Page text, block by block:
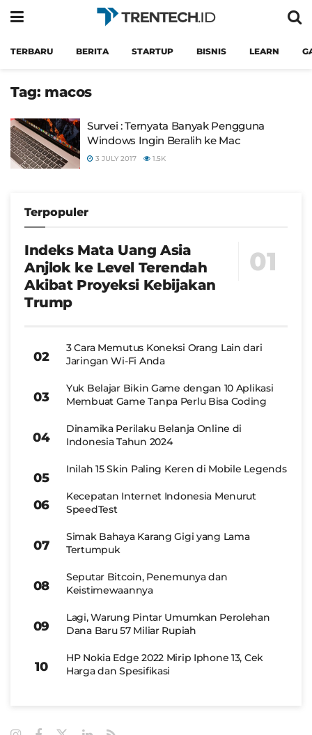
TERBARU BERITA STARTUP BISNIS LEARN
Tag: macos
Survei : Ternyata Banyak Pengguna
Windows Ingin Beralih ke Mac
3 JULY 2017 1.5K
Terpopuler
Indeks Mata Uang Asia
Anjlok ke Level Terendah
Akibat Proyeksi Kebijakan
Trump
3 Cara Memutus Koneksi Orang Lain dari
Jaringan Wi-Fi Anda
Yuk Belajar Bikin Game dengan 10 Aplikasi
Membuat Game Tanpa Perlu Bisa Coding
Dinamika Perilaku Belanja Online di
Indonesia Tahun 2024
Inilah 15 Skin Paling Keren di Mobile Legends
Kecepatan Internet Indonesia Menurut
SpeedTest
Simak Bahaya Karang Gigi yang Lama
Tertumpuk
Seputar Bitcoin, Penemunya dan
Keistimewaannya
Lagi, Warung Pintar Umumkan Perolehan
Dana Baru 57 Miliar Rupiah
HP Nokia Edge 2022 Mirip Iphone 13, Cek
Harga dan Spesifikasi